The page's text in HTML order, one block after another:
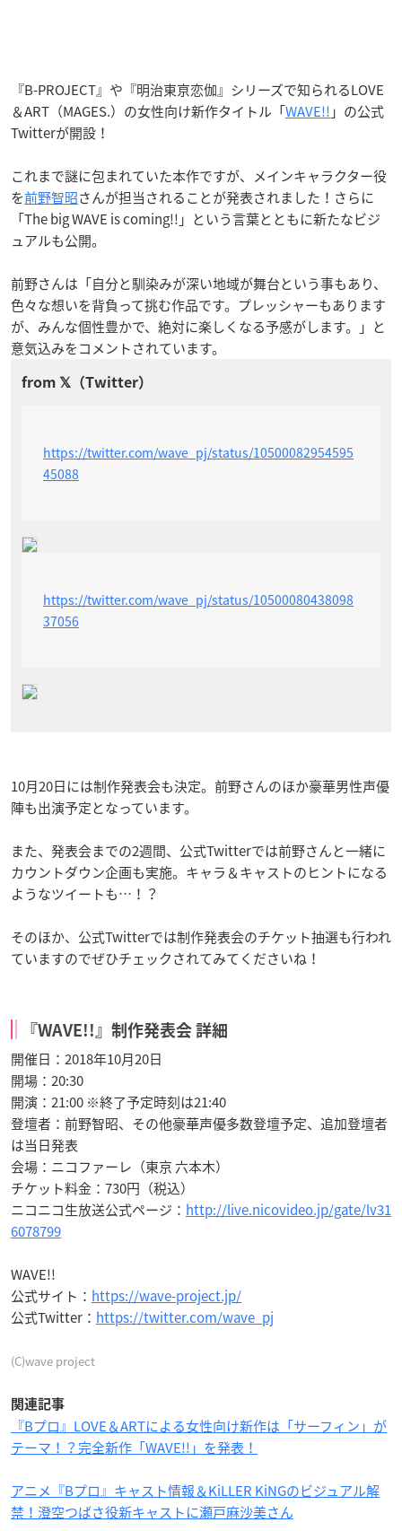
『B-PROJECT』や『明治東亰恋伽』シリーズで知られるLOVE
＆ART（MAGES.）の女性向け新作タイトル「WAVE!! 」の公式
Twitterが開設！
これまで謎に包まれていた本作ですが、メインキャラクター役
を前野智昭さんが担当されることが発表されました！さらに
「The big WAVE is coming!! 」という言葉とともに新たなビジ
ュアルも公開。
前野さんは「自分と馴染みが深い地域が舞台という事もあり、
色々な想いを背負って挑む作品です。プレッシャーもあります
が、みんな個性豊かで、絶対に楽しくなる予感がします。」と
意気込みをコメントされています。
https://twitter.com/wave_pj/status/10500082954595
45088
https://twitter.com/wave_pj/status/10500080438098
37056
10月20日には制作発表会も決定。前野さんのほか豪華男性声優
陣も出演予定となっています。
また、発表会までの2週間、公式Twitterでは前野さんと一緒に
カウントダウン企画も実施。キャラ＆キャストのヒントになる
ようなツイートも…！？
そのほか、公式Twitterでは制作発表会のチケット抽選も行われ
ていますのでぜひチェックされてみてくださいね！
『WAVE!!』制作発表会 詳細
開催日：2018年10月20日
開場：20:30
開演：21:00 ※終了予定時刻は21:40
登壇者：前野智昭、その他豪華声優多数登壇予定、追加登壇者
は当日発表
会場：ニコファーレ（東京 六本木）
チケット料金：730円（税込）
ニコニコ生放送公式ページ： http://live.nicovideo.jp/gate/lv31
6078799
WAVE!!
公式サイト： https://wave-project.jp/
公式Twitter： https://twitter.com/wave_pj
(C)wave project
関連記事
『Bプロ』LOVE＆ARTによる女性向け新作は「サーフィン」が
テーマ！？完全新作「WAVE!!」を発表！
アニメ『Bプロ』キャスト情報＆KiLLER KiNGのビジュアル解
禁！澄空つばさ役新キャストに瀬戸麻沙美さん